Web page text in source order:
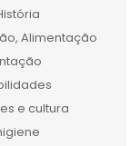
Alimentação
e cultura